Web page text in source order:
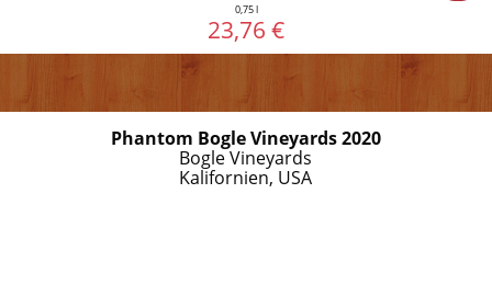
0,75 l
23,76 €
Phantom Bogle Vineyards 2020
Bogle Vineyards
Kalifornien, USA